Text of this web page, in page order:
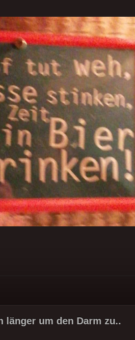
länger um den Darm zu..